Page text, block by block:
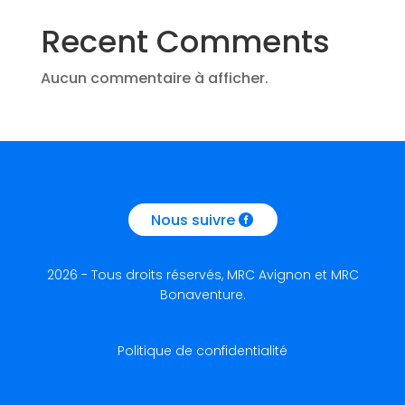
Recent Comments
Aucun commentaire à afficher.
Nous suivre
2026 - Tous droits réservés, MRC Avignon et MRC
Bonaventure.
Politique de confidentialité